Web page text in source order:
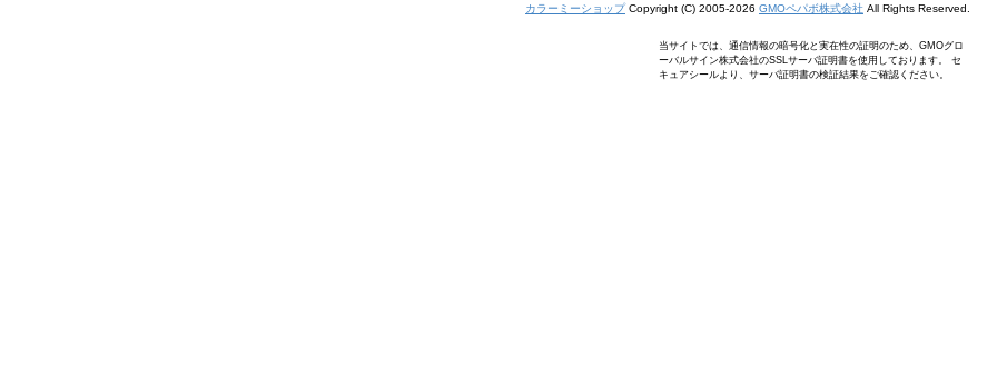
カラーミーショップCopyright (C) 2005-2026 GMOペパボ株式会社 All Rights Reserved.
当サイトでは、通信情報の暗号化と実在性の証明のため、GMOグロ
ーバルサイン株式会社のSSLサーバ証明書を使用しております。 セ
キュアシールより、サーバ証明書の検証結果をご確認ください。